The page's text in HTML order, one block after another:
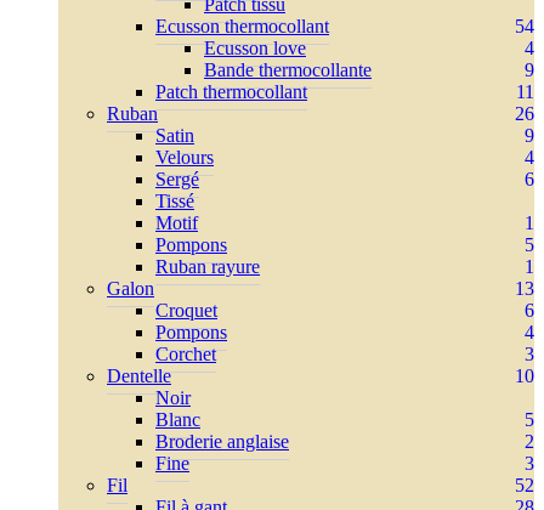
Patch tissu
Ecusson thermocollant
54
Ecusson love
4
Bande thermocollante
9
Patch thermocollant
11
Ruban
26
Satin
9
Velours
4
Sergé
6
Tissé
Motif
1
Pompons
5
Ruban rayure
1
Galon
13
Croquet
6
Pompons
4
Corchet
3
Dentelle
10
Noir
Blanc
5
Broderie anglaise
2
Fine
3
Fil
52